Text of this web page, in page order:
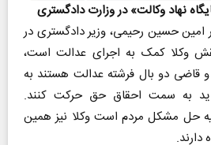
نهاد وکالت» در وزارت دادگستری
امین حسین رحیمی، وزیر دادگستری در
وکلا کمک به اجرای عدالت است،
قاضی دو بال فرشته عدالت هستند به
به سمت احقاق حق حرکت کنند.
حل مشکل مردم است وکلا نیز همین